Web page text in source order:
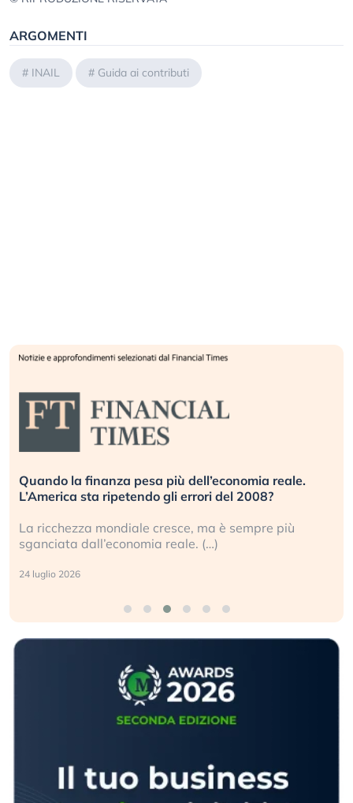
ARGOMENTI
# INAIL # Guida ai contributi
Quando la finanza pesa più dell’economia reale.
L’America sta ripetendo gli errori del 2008?
La ricchezza mondiale cresce, ma è sempre più
sganciata dall’economia reale. (…)
24 luglio 2026